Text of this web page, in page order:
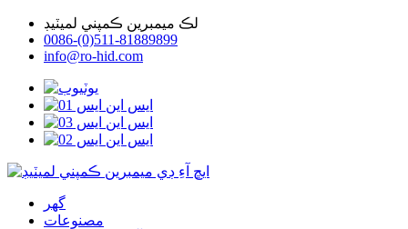
لڪ ميمبرين ڪمپني لميٽيڊ
0086-(0)511-81889899
info@ro-hid.com
گھر
مصنوعات